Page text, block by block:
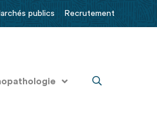
publics Recrutement